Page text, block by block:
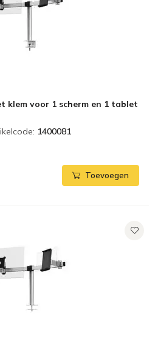
klem voor 1 scherm en 1 tablet
1400081
Toevoegen